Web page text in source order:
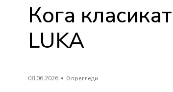
Кога
LUKA
08.06.2026 0 прегледи